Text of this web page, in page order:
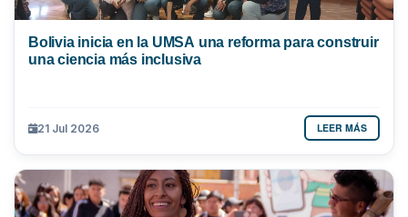
Bolivia inicia en la UMSA una reforma para construir
una ciencia más inclusiva
21 Jul 2026 LEER MÁS